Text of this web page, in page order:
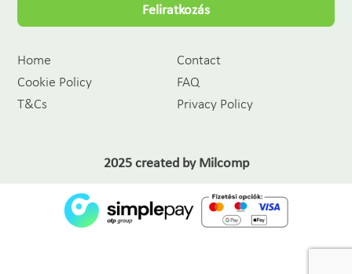
Feliratkozás
Home
Contact
Cookie Policy
FAQ
T&Cs
Privacy Policy
2025 created by Milcomp